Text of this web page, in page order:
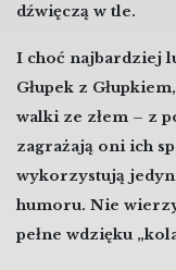
dźwięczą w tle.
I choć najbardziej
Głupek z
walki ze złem – z
zagrażają oni ich
wykorzystują
humoru. Nie
pełne wdzięku